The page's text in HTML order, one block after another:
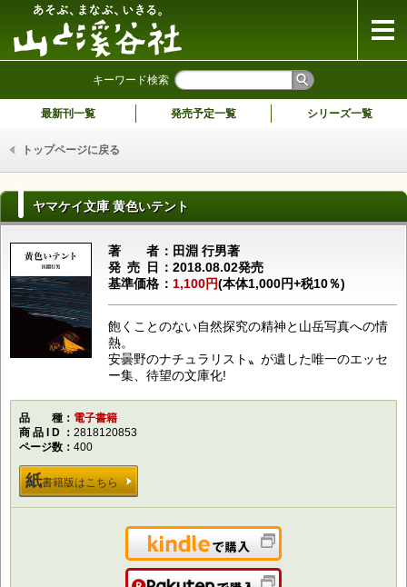
キーワード検索
最新刊一覧 発売予定一覧 シリーズ一覧
トップページに戻る
ヤマケイ文庫 黄色いテント
著者田淵 行男著
発売日 2018.08.02発売
基準価格
1,100円(本体1,000円+税10％)
飽くことのない自然探究の精神と山岳写真への情
熱。
安曇野のナチュラリスト〟が遺した唯一のエッセ
ー集、待望の文庫化!
品種電子書籍
商品ID
2818120853
ページ数
400
紙書籍版はこちら
Kindleで購入